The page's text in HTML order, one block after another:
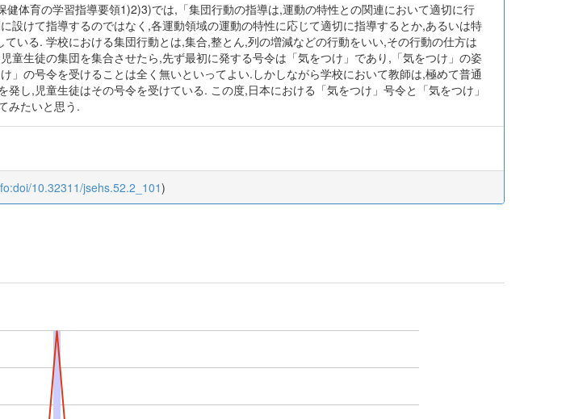
体育の学習指導要領1)2)3)では,「集団行動の指導は,運動の特性との関連において適切に行
設けて指導するのではなく,各運動領域の運動の特性に応じて適切に指導するとか,あるいは特
いる. 学校における集団行動とは,集合,整とん,列の増減などの行動をいい,その行動の仕方は
童生徒の集団を集合させたら,先ず最初に発する号令は「気をつけ」であり,「気をつけ」の姿
」の号令を受けることは全く無いといってよい.しかしながら学校において教師は,極めて普通
し,児童生徒はその号令を受けている. この度,日本における「気をつけ」号令と「気をつけ」
みたいと思う.
10.32311/jsehs.52.2_101)